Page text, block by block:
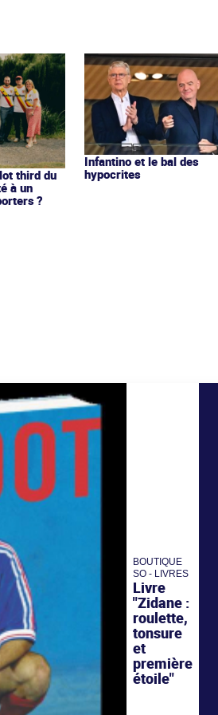
third du
à un
?
Infantino et le bal des
hypocrites
BOUTIQUE
SO - LIVRES
Livre
"Zidane :
roulette,
tonsure
et
première
étoile"